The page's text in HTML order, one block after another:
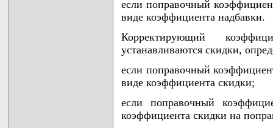
если поправочный
виде коэффициента надбавки.
Корректирующий
устанавливаются скидки,
если поправочный
виде коэффициента скидки;
если поправочный
коэффициента скидки на